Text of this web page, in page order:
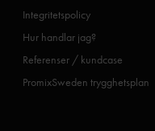
Integritetspolicy
Hur handlar jag?
Referenser / kundcase
PromixSweden trygghetsplan